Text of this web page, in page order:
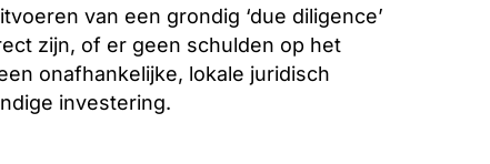
van een grondig ‘due diligence’
zijn, of er geen schulden op het
onafhankelijke, lokale juridisch
investering.